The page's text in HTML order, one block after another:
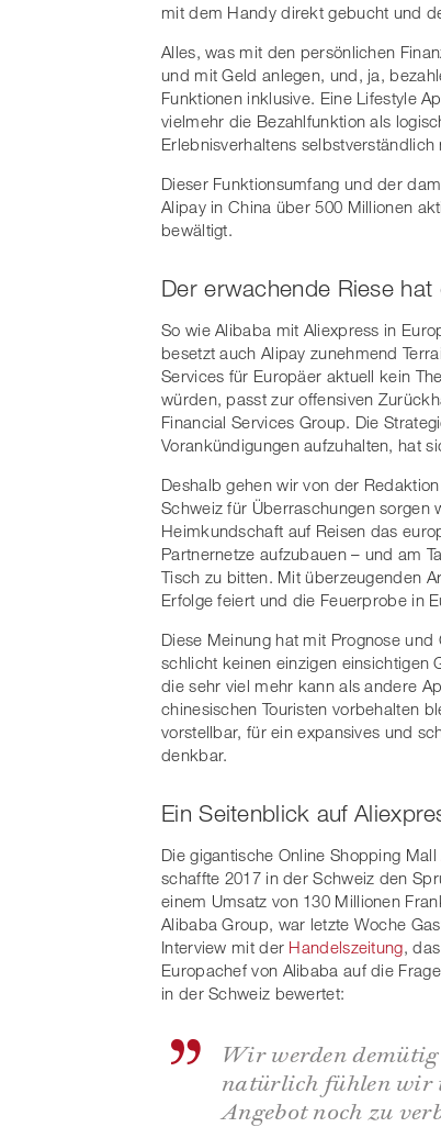
mit dem Handy direkt gebucht und
Alles, was mit den persönlichen
und mit Geld anlegen, und, ja,
Funktionen inklusive. Eine Lifestyle
vielmehr die Bezahlfunktion als
Erlebnisverhaltens
Dieser Funktionsumfang und der
Alipay in China über 500 Millionen
bewältigt.
Der erwachende Riese
So wie Alibaba mit Aliexpress in
besetzt auch Alipay zunehmend
Services für Europäer aktuell kein
würden, passt zur offensiven
Financial Services Group. Die
Vorankündigungen aufzuhalten, hat
Deshalb gehen wir von der
Schweiz für Überraschungen
Heimkundschaft auf Reisen das
Partnernetze aufzubauen – und am
Tisch zu bitten. Mit überzeugenden
Erfolge feiert und die Feuerprobe in
Diese Meinung hat mit Prognose
schlicht keinen einzigen einsichtigen
die sehr viel mehr kann als andere
chinesischen Touristen vorbehalten
vorstellbar, für ein expansives und
denkbar.
Ein Seitenblick auf
Die gigantische Online Shopping Mall
schaffte 2017 in der Schweiz den
einem Umsatz von 130 Millionen
Alibaba Group, war letzte Woche
Interview mit der Handelszeitung, das
Europachef von Alibaba auf die
in der Schweiz bewertet:
Wir werden
natürlich fühlen wir
Angebot noch zu